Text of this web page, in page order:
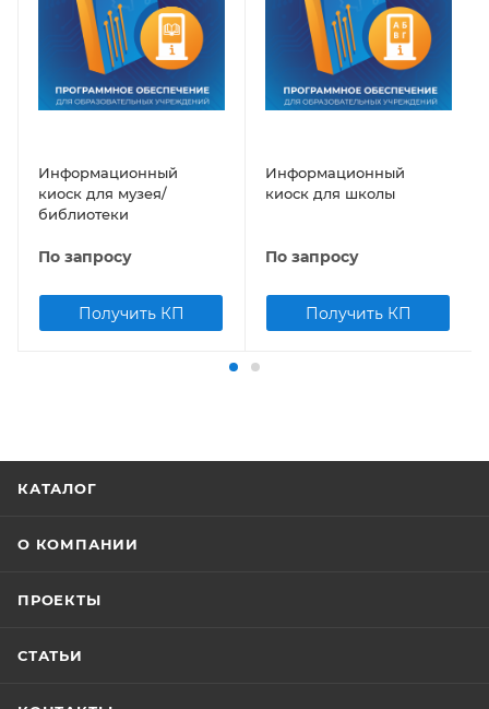
Информационный
киоск для музея/
библиотеки
По запросу
Получить КП
Информационный
киоск для школы
По запросу
Получить КП
КАТАЛОГ
О КОМПАНИИ
ПРОЕКТЫ
СТАТЬИ